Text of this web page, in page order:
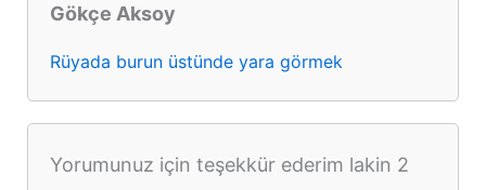
Gökçe Aksoy
Rüyada burun üstünde yara görmek
Yorumunuz için teşekkür ederim lakin 2